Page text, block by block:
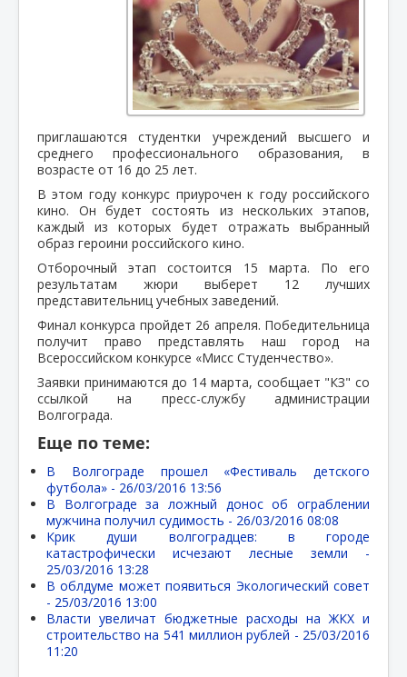
приглашаются студентки учреждений высшего и
среднего профессионального образования, в
возрасте от 16 до 25 лет.
В этом году конкурс приурочен к году российского
кино. Он будет состоять из нескольких этапов,
каждый из которых будет отражать выбранный
образ героини российского кино.
Отборочный этап состоится 15 марта. По его
результатам жюри выберет 12 лучших
представительниц учебных заведений.
Финал конкурса пройдет 26 апреля. Победительница
получит право представлять наш город на
Всероссийском конкурсе «Мисс Студенчество».
Заявки принимаются до 14 марта, сообщает "КЗ" со
ссылкой на пресс-службу администрации
Волгограда.
Еще по теме:
В Волгограде прошел «Фестиваль детского
футбола» - 26/03/2016 13:56
В Волгограде за ложный донос об ограблении
мужчина получил судимость - 26/03/2016 08:08
Крик души волгоградцев: в городе
катастрофически исчезают лесные земли -
25/03/2016 13:28
В облдуме может появиться Экологический совет
- 25/03/2016 13:00
Власти увеличат бюджетные расходы на ЖКХ и
строительство на 541 миллион рублей - 25/03/2016
11:20